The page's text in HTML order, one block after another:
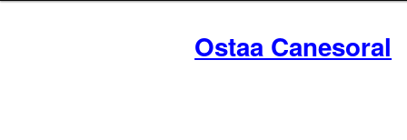
Ostaa Canesoral